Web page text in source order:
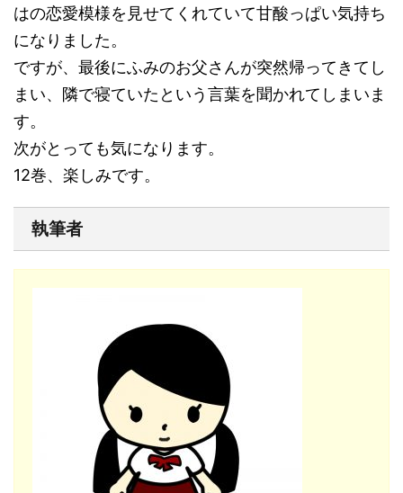
はの恋愛模様を見せてくれていて甘酸っぱい気持ち
になりました。
ですが、最後にふみのお父さんが突然帰ってきてし
まい、隣で寝ていたという言葉を聞かれてしまいま
す。
次がとっても気になります。
12巻、楽しみです。
執筆者